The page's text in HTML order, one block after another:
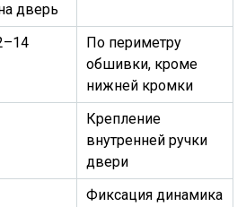
дверь
По периметру
обшивки, кроме
нижней кромки
Крепление
внутренней ручки
двери
Фиксация динамика